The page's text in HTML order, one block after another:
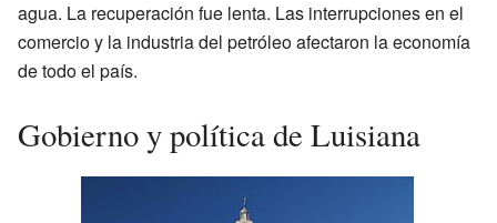
agua. La recuperación fue lenta. Las interrupciones en el
comercio y la industria del petróleo afectaron la economía
de todo el país.
Gobierno y política de Luisiana